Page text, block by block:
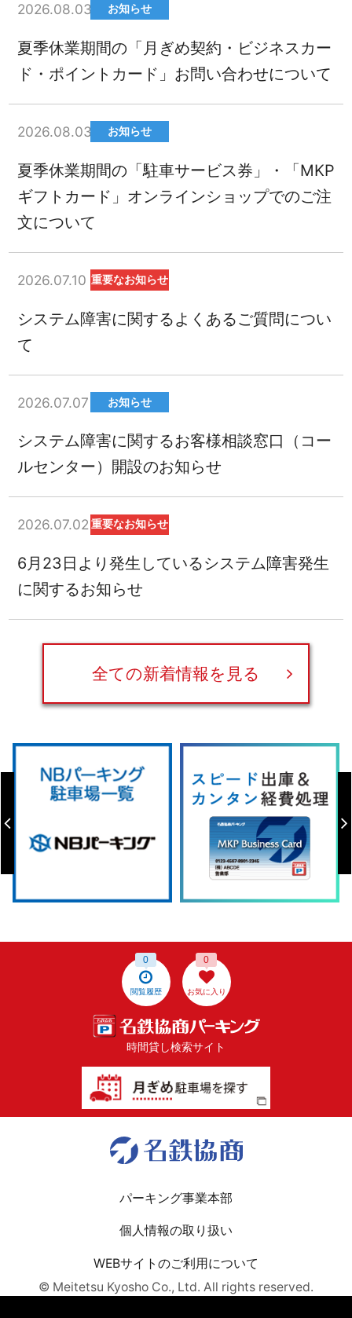
2026.08.03 お知らせ
夏季休業期間の「月ぎめ契約・ビジネスカー
ド・ポイントカード」お問い合わせについて
2026.08.03 お知らせ
夏季休業期間の「駐車サービス券」・「MKP
ギフトカード」オンラインショップでのご注
文について
2026.07.10 重要なお知らせ
システム障害に関するよくあるご質問につい
て
2026.07.07 お知らせ
システム障害に関するお客様相談窓口（コー
ルセンター）開設のお知らせ
2026.07.02 重要なお知らせ
6月23日より発生しているシステム障害発生
に関するお知らせ
全ての新着情報を見る
閲覧履歴
0
お気に入り
0
時間貸し検索サイト
パーキング事業本部
個人情報の取り扱い
WEBサイトのご利用について
© Meitetsu Kyosho Co., Ltd. All rights reserved.